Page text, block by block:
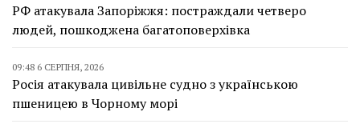
РФ атакувала Запоріжжя: постраждали четверо
людей, пошкоджена багатоповерхівка
09:48 6 СЕРПНЯ, 2026
Росія атакувала цивільне судно з українською
пшеницею в Чорному морі